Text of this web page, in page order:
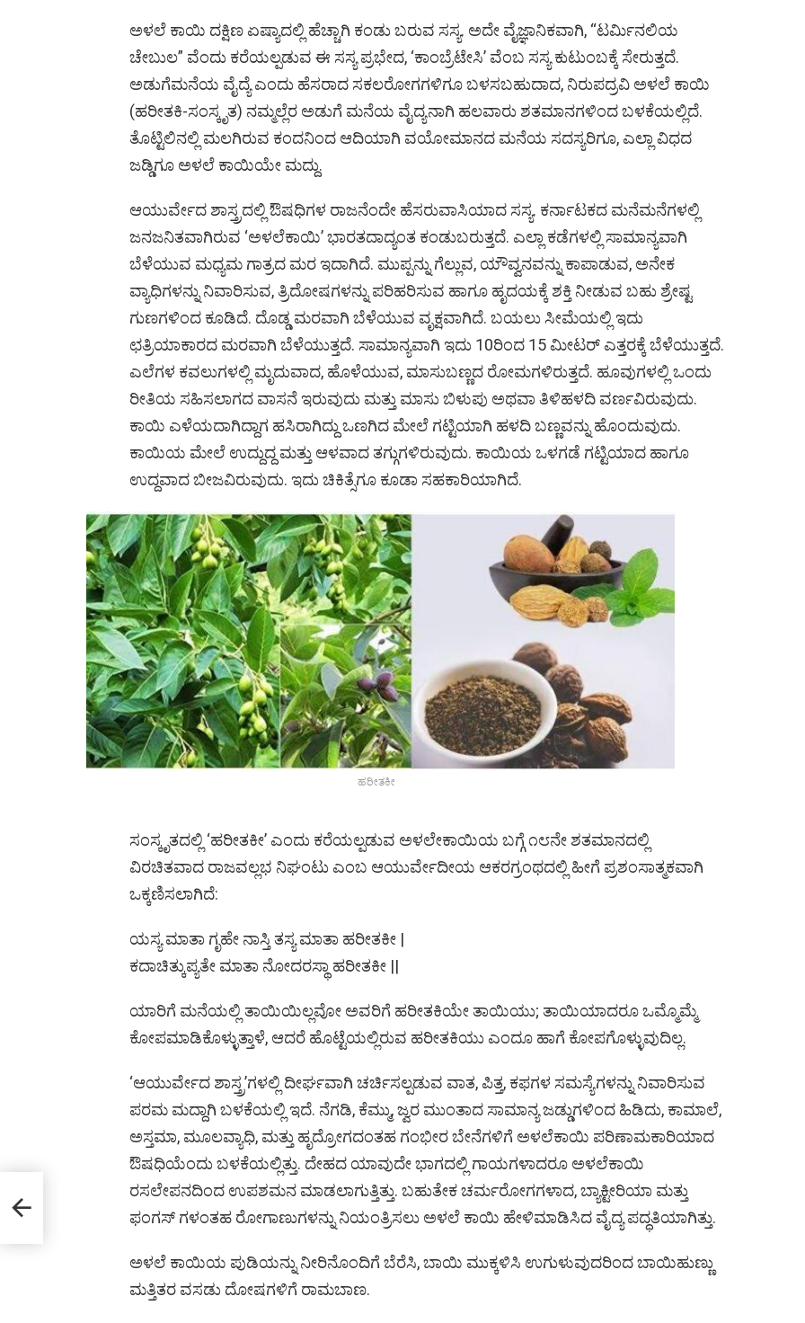
ce
b
o
o
k
tt
er
d
di
t
at
s
A
p
p
se
n
g
er
py
Li
n
k
er
es
t
ar
e
ಅಳಲೆ ಕಾಯಿ ದಕ್ಷಿಣ ಏಷ್ಯಾದಲ್ಲಿ ಹೆಚ್ಚಾಗಿ ಕಂಡು ಬರುವ ಸಸ್ಯ. ಅದೇ ವೈಜ್ಞಾನಿಕವಾಗಿ, “ಟರ್ಮಿನಲಿಯ
ಚೇಬುಲ” ವೆಂದು ಕರೆಯಲ್ಪಡುವ ಈ ಸಸ್ಯ ಪ್ರಭೇದ, ‘ಕಾಂಬ್ರೆಟೇಸಿ’ ವೆಂಬ ಸಸ್ಯ ಕುಟುಂಬಕ್ಕೆ ಸೇರುತ್ತದೆ.
ಅಡುಗೆಮನೆಯ ವೈದ್ಯೆ ಎಂದು ಹೆಸರಾದ ಸಕಲರೋಗಗಳಿಗೂ ಬಳಸಬಹುದಾದ, ನಿರುಪದ್ರವಿ ಅಳಲೆ ಕಾಯಿ
(ಹರೀತಕಿ-ಸಂಸ್ಕೃತ) ನಮ್ಮಲ್ಲೆರ ಅಡುಗೆ ಮನೆಯ ವೈದ್ಯನಾಗಿ ಹಲವಾರು ಶತಮಾನಗಳಿಂದ ಬಳಕೆಯಲ್ಲಿದೆ.
ತೊಟ್ಟಿಲಿನಲ್ಲಿ ಮಲಗಿರುವ ಕಂದನಿಂದ ಆದಿಯಾಗಿ ವಯೋಮಾನದ ಮನೆಯ ಸದಸ್ಯರಿಗೂ, ಎಲ್ಲಾ ವಿಧದ
ಜಡ್ಡಿಗೂ ಅಳಲೆ ಕಾಯಿಯೇ ಮದ್ದು.
ಆಯುರ್ವೇದ ಶಾಸ್ತ್ರದಲ್ಲಿ ಔಷಧಿಗಳ ರಾಜನೆಂದೇ ಹೆಸರುವಾಸಿಯಾದ ಸಸ್ಯ. ಕರ್ನಾಟಕದ ಮನೆಮನೆಗಳಲ್ಲಿ
ಜನಜನಿತವಾಗಿರುವ ‘ಅಳಲೆಕಾಯಿ’ ಭಾರತದಾದ್ಯಂತ ಕಂಡುಬರುತ್ತದೆ. ಎಲ್ಲಾ ಕಡೆಗಳಲ್ಲಿ ಸಾಮಾನ್ಯವಾಗಿ
ಬೆಳೆಯುವ ಮಧ್ಯಮ ಗಾತ್ರದ ಮರ ಇದಾಗಿದೆ. ಮುಪ್ಪನ್ನು ಗೆಲ್ಲುವ, ಯೌವ್ವನವನ್ನು ಕಾಪಾಡುವ, ಅನೇಕ
ವ್ಯಾಧಿಗಳನ್ನು ನಿವಾರಿಸುವ, ತ್ರಿದೋಷಗಳನ್ನು ಪರಿಹರಿಸುವ ಹಾಗೂ ಹೃದಯಕ್ಕೆ ಶಕ್ತಿ ನೀಡುವ ಬಹು ಶ್ರೇಷ್ಟ
ಗುಣಗಳಿಂದ ಕೂಡಿದೆ. ದೊಡ್ಡ ಮರವಾಗಿ ಬೆಳೆಯುವ ವೃಕ್ಷವಾಗಿದೆ. ಬಯಲು ಸೀಮೆಯಲ್ಲಿ ಇದು
ಛತ್ರಿಯಾಕಾರದ ಮರವಾಗಿ ಬೆಳೆಯುತ್ತದೆ. ಸಾಮಾನ್ಯವಾಗಿ ಇದು 10ರಿಂದ 15 ಮೀಟರ್ ಎತ್ತರಕ್ಕೆ ಬೆಳೆಯುತ್ತದೆ.
ಎಲೆಗಳ ಕವಲುಗಳಲ್ಲಿ ಮೃದುವಾದ, ಹೊಳೆಯುವ, ಮಾಸುಬಣ್ಣದ ರೋಮಗಳಿರುತ್ತದೆ. ಹೂವುಗಳಲ್ಲಿ ಒಂದು
ರೀತಿಯ ಸಹಿಸಲಾಗದ ವಾಸನೆ ಇರುವುದು ಮತ್ತು ಮಾಸು ಬಿಳುಪು ಅಥವಾ ತಿಳಿಹಳದಿ ವರ್ಣವಿರುವುದು.
ಕಾಯಿ ಎಳೆಯದಾಗಿದ್ದಾಗ ಹಸಿರಾಗಿದ್ದು ಒಣಗಿದ ಮೇಲೆ ಗಟ್ಟಿಯಾಗಿ ಹಳದಿ ಬಣ್ಣವನ್ನು ಹೊಂದುವುದು.
ಕಾಯಿಯ ಮೇಲೆ ಉದ್ದುದ್ದ ಮತ್ತು ಆಳವಾದ ತಗ್ಗುಗಳಿರುವುದು. ಕಾಯಿಯ ಒಳಗಡೆ ಗಟ್ಟಿಯಾದ ಹಾಗೂ
ಉದ್ದವಾದ ಬೀಜವಿರುವುದು. ಇದು ಚಿಕಿತ್ಸೆಗೂ ಕೂಡಾ ಸಹಕಾರಿಯಾಗಿದೆ.
ಹರೀತಕೀ
ಸಂಸ್ಕೃತದಲ್ಲಿ ‘ಹರೀತಕೀ’ ಎಂದು ಕರೆಯಲ್ಪಡುವ ಅಳಲೇಕಾಯಿಯ ಬಗ್ಗೆ ೧೮ನೇ ಶತಮಾನದಲ್ಲಿ
ವಿರಚಿತವಾದ ರಾಜವಲ್ಲಭ ನಿಘಂಟು ಎಂಬ ಆಯುರ್ವೇದೀಯ ಆಕರಗ್ರಂಥದಲ್ಲಿ ಹೀಗೆ ಪ್ರಶಂಸಾತ್ಮಕವಾಗಿ
ಒಕ್ಕಣಿಸಲಾಗಿದೆ:
ಯಸ್ಯ ಮಾತಾ ಗೃಹೇ ನಾಸ್ತಿ ತಸ್ಯ ಮಾತಾ ಹರೀತಕೀ |
ಕದಾಚಿತ್ಕುಪ್ಯತೇ ಮಾತಾ ನೋದರಸ್ಥಾ ಹರೀತಕೀ ||
ಯಾರಿಗೆ ಮನೆಯಲ್ಲಿ ತಾಯಿಯಿಲ್ಲವೋ ಅವರಿಗೆ ಹರೀತಕಿಯೇ ತಾಯಿಯು; ತಾಯಿಯಾದರೂ ಒಮ್ಮೊಮ್ಮೆ
ಕೋಪಮಾಡಿಕೊಳ್ಳುತ್ತಾಳೆ, ಆದರೆ ಹೊಟ್ಟೆಯಲ್ಲಿರುವ ಹರೀತಕಿಯು ಎಂದೂ ಹಾಗೆ ಕೋಪಗೊಳ್ಳುವುದಿಲ್ಲ.
‘ಆಯುರ್ವೇದ ಶಾಸ್ತ್ರ’ಗಳಲ್ಲಿ ದೀರ್ಘವಾಗಿ ಚರ್ಚಿಸಲ್ಪಡುವ ವಾತ, ಪಿತ್ತ, ಕಫಗಳ ಸಮಸ್ಯೆಗಳನ್ನು ನಿವಾರಿಸುವ
ಪರಮ ಮದ್ದಾಗಿ ಬಳಕೆಯಲ್ಲಿ ಇದೆ. ನೆಗಡಿ, ಕೆಮ್ಮು, ಜ್ವರ ಮುಂತಾದ ಸಾಮಾನ್ಯ ಜಡ್ಡುಗಳಿಂದ ಹಿಡಿದು, ಕಾಮಾಲೆ,
ಅಸ್ತಮಾ, ಮೂಲವ್ಯಾಧಿ, ಮತ್ತು ಹೃದ್ರೋಗದಂತಹ ಗಂಭೀರ ಬೇನೆಗಳಿಗೆ ಅಳಲೆಕಾಯಿ ಪರಿಣಾಮಕಾರಿಯಾದ
ಔಷಧಿಯೆಂದು ಬಳಕೆಯಲ್ಲಿತ್ತು. ದೇಹದ ಯಾವುದೇ ಭಾಗದಲ್ಲಿ ಗಾಯಗಳಾದರೂ ಅಳಲೆಕಾಯಿ
ರಸಲೇಪನದಿಂದ ಉಪಶಮನ ಮಾಡಲಾಗುತ್ತಿತ್ತು. ಬಹುತೇಕ ಚರ್ಮರೋಗಗಳಾದ, ಬ್ಯಾಕ್ಟೀರಿಯಾ ಮತ್ತು
ಫಂಗಸ್ ಗಳಂತಹ ರೋಗಾಣುಗಳನ್ನು ನಿಯಂತ್ರಿಸಲು ಅಳಲೆ ಕಾಯಿ ಹೇಳಿಮಾಡಿಸಿದ ವೈದ್ಯ ಪದ್ಧತಿಯಾಗಿತ್ತು.
ಅಳಲೆ ಕಾಯಿಯ ಪುಡಿಯನ್ನು ನೀರಿನೊಂದಿಗೆ ಬೆರೆಸಿ, ಬಾಯಿ ಮುಕ್ಕಳಿಸಿ ಉಗುಳುವುದರಿಂದ ಬಾಯಿಹುಣ್ಣು
ಮತ್ತಿತರ ವಸಡು ದೋಷಗಳಿಗೆ ರಾಮಬಾಣ.